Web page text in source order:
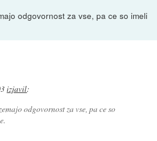
odgovornost za vse, pa ce so imeli
izjavil:
odgovornost za vse, pa ce so